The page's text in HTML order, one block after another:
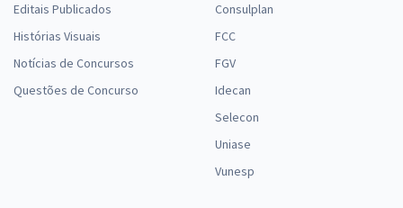
Editais Publicados
Histórias Visuais
Notícias de Concursos
Questões de Concurso
Consulplan
FCC
FGV
Idecan
Selecon
Uniase
Vunesp